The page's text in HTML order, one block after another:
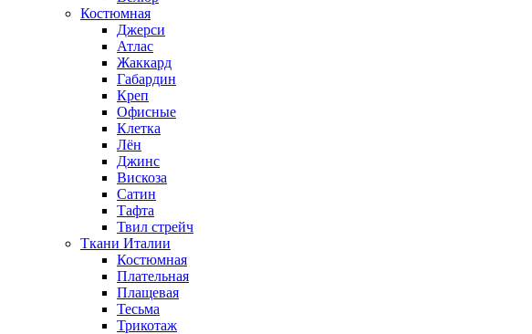
Костюмная
Джерси
Атлас
Жаккард
Габардин
Креп
Офисные
Клетка
Лён
Джинс
Вискоза
Сатин
Тафта
Твил стрейч
Ткани Италии
Костюмная
Плательная
Плащевая
Тесьма
Трикотаж